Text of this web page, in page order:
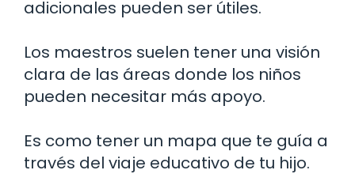
adicionales pueden ser útiles.
Los maestros suelen tener una visión
clara de las áreas donde los niños
pueden necesitar más apoyo.
Es como tener un mapa que te guía a
través del viaje educativo de tu hijo.